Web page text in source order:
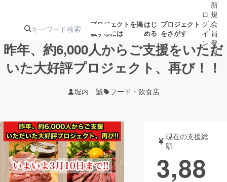
プロジェクトを掲
載するには
はじ
める
プロジェクト
をさがす
注目の新着プロ
ジェクト
募集終了が近いプ
ロジェクト
アート・写真 音楽
テクノロジー・ガジェット ゲーム・サ
ロ
グ
イ
ン
/
新
規
会
員
登
録
昨年、約6,000人からご支援をいただ
いた大好評プロジェクト、再び！！
堀内 誠 フード・飲食店
現在の支援総
額
3,88